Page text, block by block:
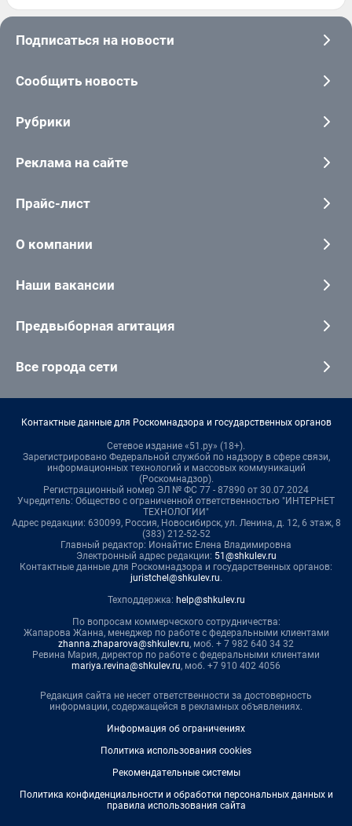
Подписаться на новости
Сообщить новость
Рубрики
Реклама на сайте
Прайс-лист
О компании
Наши вакансии
Предвыборная агитация
Все города сети
Контактные данные для Роскомнадзора и государственных органов
Сетевое издание «51.ру» (18+).
Зарегистрировано Федеральной службой по надзору в сфере связи,
информационных технологий и массовых коммуникаций
(Роскомнадзор).
Регистрационный номер ЭЛ № ФС 77 - 87890 от 30.07.2024
Учредитель: Общество с ограниченной ответственностью "ИНТЕРНЕТ
ТЕХНОЛОГИИ"
Адрес редакции: 630099, Россия, Новосибирск, ул. Ленина, д. 12, 6 этаж, 8
(383) 212-52-52
Главный редактор: Ионайтис Елена Владимировна
Электронный адрес редакции: 51@shkulev.ru
Контактные данные для Роскомнадзора и государственных органов:
juristchel@shkulev.ru.
Техподдержка: help@shkulev.ru
По вопросам коммерческого сотрудничества:
Жапарова Жанна, менеджер по работе с федеральными клиентами
zhanna.zhaparova@shkulev.ru, моб. + 7 982 640 34 32
Ревина Мария, директор по работе с федеральными клиентами
mariya.revina@shkulev.ru, моб. +7 910 402 4056
Редакция сайта не несет ответственности за достоверность
информации, содержащейся в рекламных объявлениях.
Информация об ограничениях
Политика использования cookies
Рекомендательные системы
Политика конфиденциальности и обработки персональных данных и
правила использования сайта